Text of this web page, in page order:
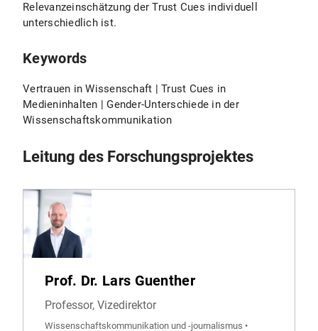
Relevanzeinschätzung der Trust Cues individuell
unterschiedlich ist.
Keywords
Vertrauen in Wissenschaft | Trust Cues in
Medieninhalten | Gender-Unterschiede in der
Wissenschaftskommunikation
Leitung des Forschungsprojektes
Prof. Dr. Lars Guenther
Professor, Vizedirektor
Wissenschaftskommunikation und -journalismus •